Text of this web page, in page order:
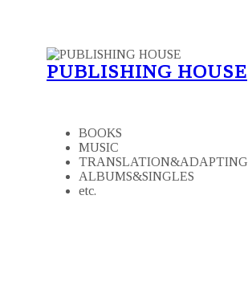
PUBLISHING HOUSE
BOOKS
MUSIC
TRANSLATION&ADAPTING
ALBUMS&SINGLES
etc.